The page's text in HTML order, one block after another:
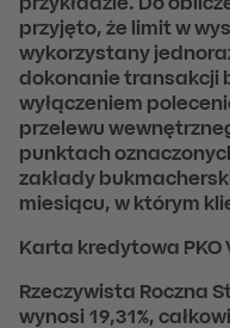
przykładzie. Do
przyjęto, że limit w
wykorzystany
dokonanie transakcji
wyłączeniem
przelewu
punktach
zakłady
miesiącu, w którym
Karta kredytowa PKO
Rzeczywista Roczna
wynosi 19,31%,